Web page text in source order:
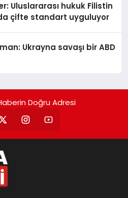
Uluslararası hukuk Filistin
çifte standart uyguluyor
Ukrayna savaşı bir ABD
Doğru Adresi